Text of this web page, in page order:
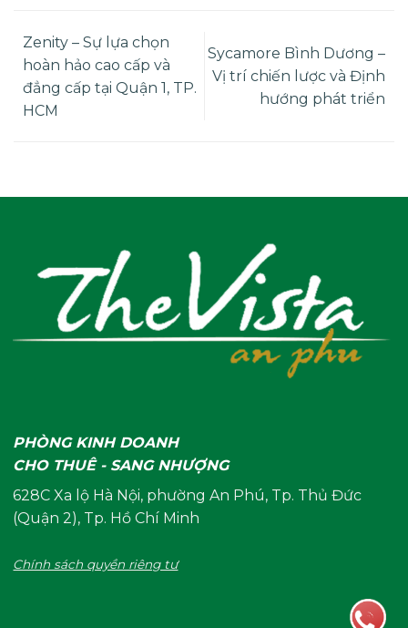
Zenity – Sự lựa chọn
hoàn hảo cao cấp và
đẳng cấp tại Quận 1, TP.
HCM
Sycamore Bình Dương –
Vị trí chiến lược và Định
hướng phát triển
PHÒNG KINH DOANH
CHO THUÊ - SANG NHƯỢNG
628C Xa lộ Hà Nội, phường An Phú, Tp. Thủ Đức
(Quận 2), Tp. Hồ Chí Minh
Chính sách quyền riêng tư